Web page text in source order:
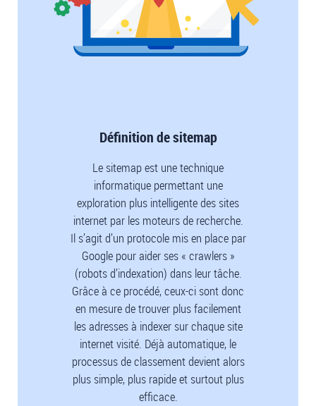
Définition de sitemap
Le sitemap est une technique
informatique permettant une
exploration plus intelligente des sites
internet par les moteurs de recherche.
Il s’agit d’un protocole mis en place par
Google pour aider ses « crawlers »
(robots d’indexation) dans leur tâche.
Grâce à ce procédé, ceux-ci sont donc
en mesure de trouver plus facilement
les adresses à indexer sur chaque site
internet visité. Déjà automatique, le
processus de classement devient alors
plus simple, plus rapide et surtout plus
efficace.